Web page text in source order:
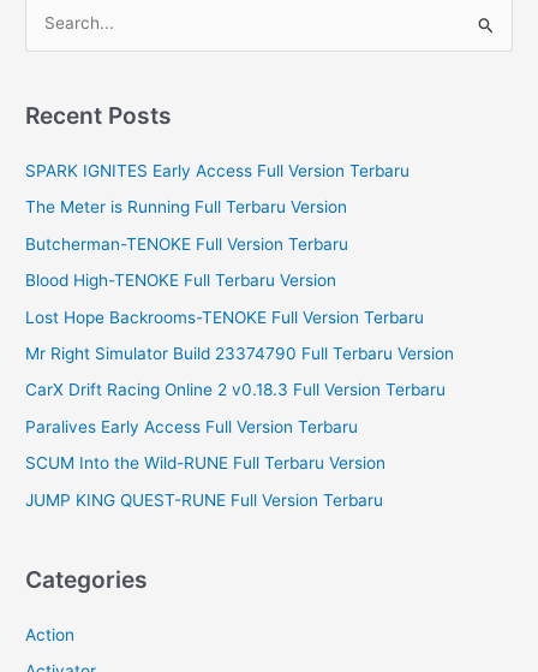
r
h
f
o
Recent Posts
SPARK IGNITES Early Access Full Version Terbaru
The Meter is Running Full Terbaru Version
Butcherman-TENOKE Full Version Terbaru
Blood High-TENOKE Full Terbaru Version
Lost Hope Backrooms-TENOKE Full Version Terbaru
Mr Right Simulator Build 23374790 Full Terbaru Version
CarX Drift Racing Online 2 v0.18.3 Full Version Terbaru
Paralives Early Access Full Version Terbaru
SCUM Into the Wild-RUNE Full Terbaru Version
JUMP KING QUEST-RUNE Full Version Terbaru
Categories
Action